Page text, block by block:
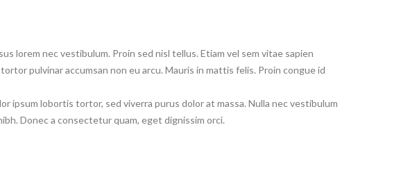
lorem nec vestibulum. Proin sed nisl tellus. Etiam vel sem vitae sapien
pulvinar accumsan non eu arcu. Mauris in mattis felis. Proin congue id
ipsum lobortis tortor, sed viverra purus dolor at massa. Nulla nec vestibulum
Donec a consectetur quam, eget dignissim orci.